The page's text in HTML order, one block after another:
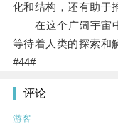
化和结构，还有助于
在这个广阔宇宙中
等待着人类的探索和
#44#
评论
游客